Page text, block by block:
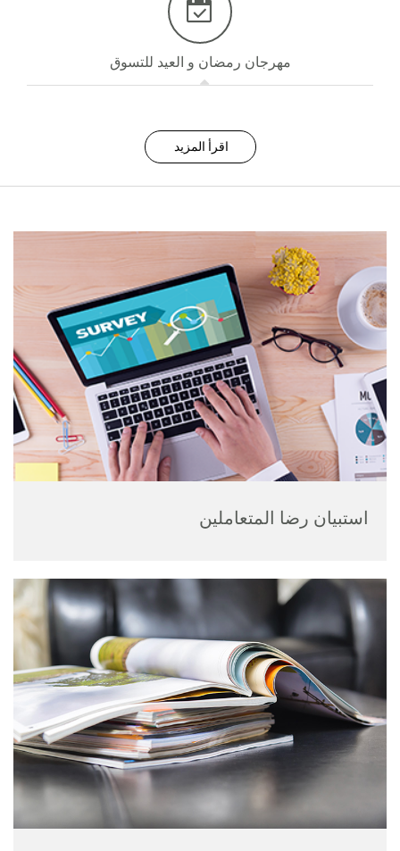
مهرجان رمضان و العيد للتسوق
اقرأ المزيد
استبيان رضا المتعاملين